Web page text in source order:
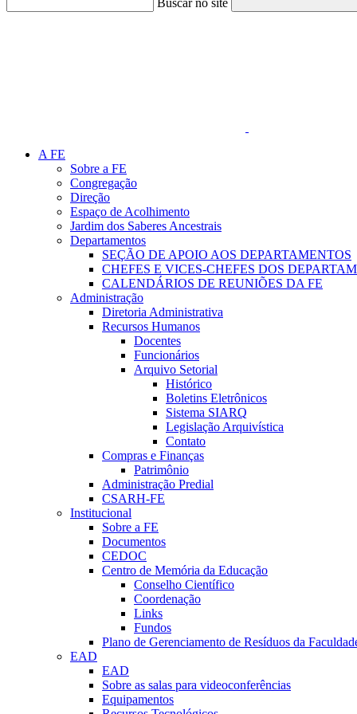
Buscar no site
A FE
Sobre a FE
Congregação
Direção
Espaço de Acolhimento
Jardim dos Saberes Ancestrais
Departamentos
SEÇÃO DE APOIO AOS DEPARTAMENTOS
CHEFES E VICES-CHEFES DOS
CALENDÁRIOS DE REUNIÕES DA FE
Administração
Diretoria Administrativa
Recursos Humanos
Docentes
Funcionários
Arquivo Setorial
Histórico
Boletins Eletrônicos
Sistema SIARQ
Legislação Arquivística
Contato
Compras e Finanças
Patrimônio
Administração Predial
CSARH-FE
Institucional
Sobre a FE
Documentos
CEDOC
Centro de Memória da Educação
Conselho Científico
Coordenação
Links
Fundos
Plano de Gerenciamento de Resíduos da
EAD
EAD
Sobre as salas para videoconferências
Equipamentos